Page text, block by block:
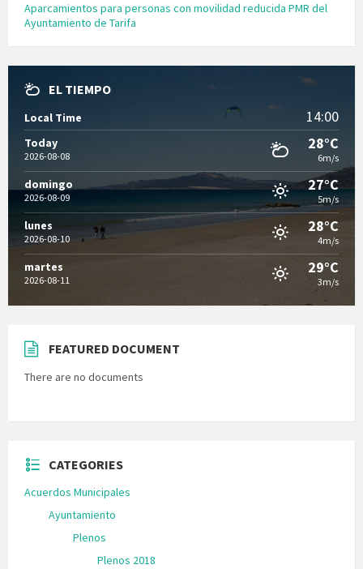
Aparcamientos para personas con movilidad reducida PMR del
Ayuntamiento de Tarifa
EL TIEMPO
Local Time 14:00
Today
2026-08-08
28°C
6m/s
domingo
2026-08-09
27°C
5m/s
lunes
2026-08-10
28°C
4m/s
martes
2026-08-11
29°C
3m/s
FEATURED DOCUMENT
There are no documents
CATEGORIES
Acuerdos Municipales
Ayuntamiento
Plenos
Plenos 2018